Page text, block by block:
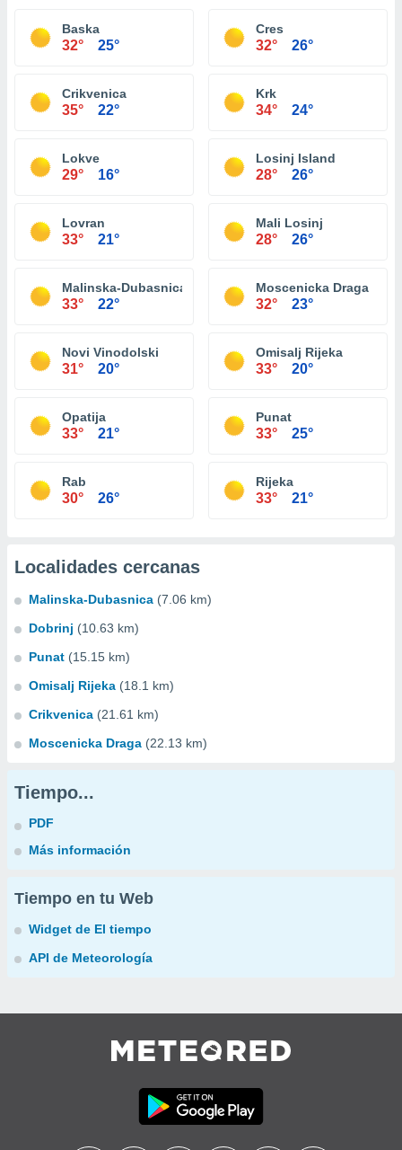
Baska
32° 25°
Cres
32° 26°
Crikvenica
35° 22°
Krk
34° 24°
Lokve
29° 16°
Losinj Island
28° 26°
Lovran
33° 21°
Mali Losinj
28° 26°
Malinska-Dubasnica
33° 22°
Moscenicka Draga
32° 23°
Novi Vinodolski
31° 20°
Omisalj Rijeka
33° 20°
Opatija
33° 21°
Punat
33° 25°
Rab
30° 26°
Rijeka
33° 21°
Localidades cercanas
Malinska-Dubasnica (7.06 km)
Dobrinj (10.63 km)
Punat (15.15 km)
Omisalj Rijeka (18.1 km)
Crikvenica (21.61 km)
Moscenicka Draga (22.13 km)
Tiempo...
PDF
Más información
Tiempo en tu Web
Widget de El tiempo
API de Meteorología